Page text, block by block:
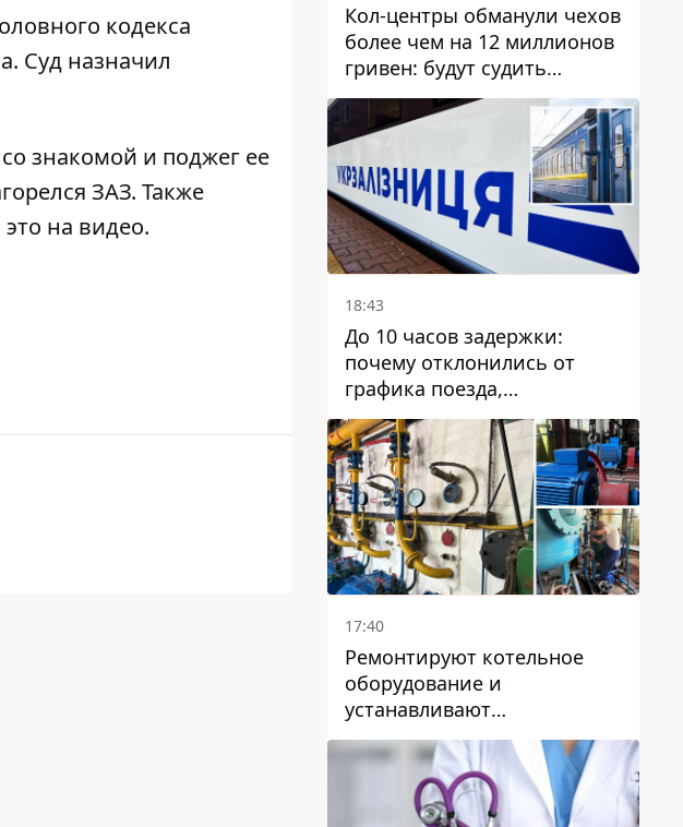
кодекса
Суд назначил
знакомой и поджег ее
ЗАЗ. Также
на видео.
Кол-центры обманули чехов
более чем на 12 миллионов
гривен: будут судить
днепрянина,
организовавшего
транснациональную
преступную организацию
18:43
До 10 часов задержки:
почему отклонились от
графика поезда,
курсирующие через Днепр
и область
17:40
Ремонтируют котельное
оборудование и
устанавливают
генераторные установки:
как в Днепре готовятся к
отопительному сезону